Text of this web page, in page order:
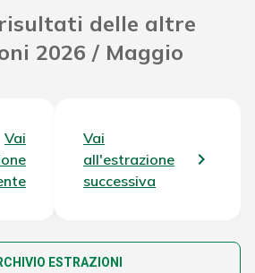
delle altre
2026 / Maggio
Vai
Vai
all'estrazione
successiva
ESTRAZIONI